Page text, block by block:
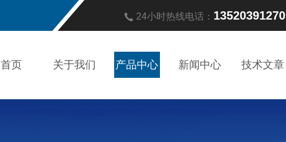
24小时热线电话： 13520391270
首页 关于我们 产品中心 新闻中心 技术文章